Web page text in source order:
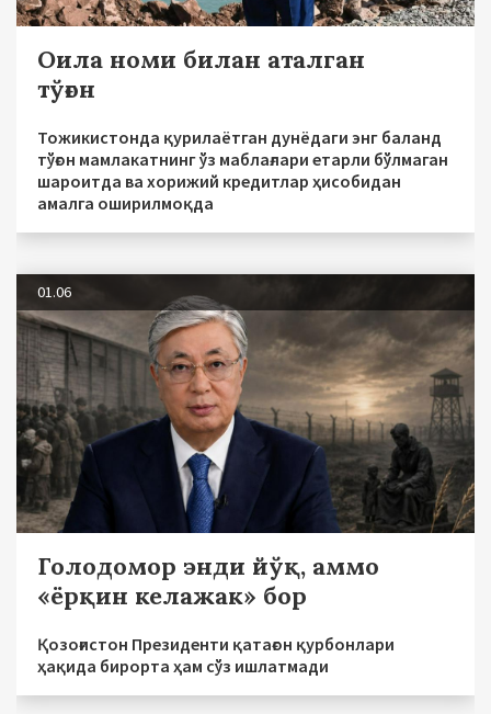
Оила номи билан аталган
тўғон
Тожикистонда қурилаётган дунёдаги энг баланд
тўғон мамлакатнинг ўз маблағлари етарли бўлмаган
шароитда ва хорижий кредитлар ҳисобидан
амалга оширилмоқда
01.06
Голодомор энди йўқ, аммо
«ёрқин келажак» бор
Қозоғистон Президенти қатағон қурбонлари
ҳақида бирорта ҳам сўз ишлатмади